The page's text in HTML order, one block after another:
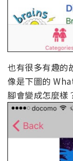
也有很多有趣的
像是下圖的
腳會變成怎麼樣